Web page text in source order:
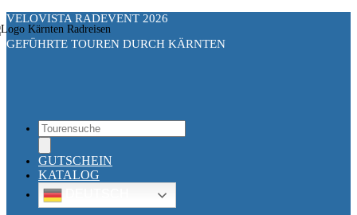
Touren
search
GUTSCHEIN
KATALOG
VELOVISTA RADEVENT 2026
GEFÜHRTE TOUREN DURCH KÄRNTEN